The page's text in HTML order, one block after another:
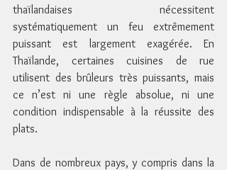
thaïlandaises nécessitent
systématiquement un feu extrêmement
puissant est largement exagérée. En
Thaïlande, certaines cuisines de rue
utilisent des brûleurs très puissants, mais
ce n’est ni une règle absolue, ni une
condition indispensable à la réussite des
plats.
Dans de nombreux pays, y compris dans la